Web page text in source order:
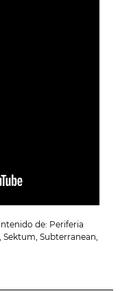
de: Periferia
Subterranean,